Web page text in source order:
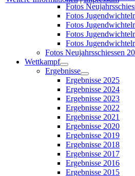
Fotos
Fotos
Fotos
Fotos
Fotos
Fotos Neujahrsschiessen
Wettkampf
Ergebnisse
Ergebnisse 2025
Ergebnisse 2024
Ergebnisse 2023
Ergebnisse 2022
Ergebnisse 2021
Ergebnisse 2020
Ergebnisse 2019
Ergebnisse 2018
Ergebnisse 2017
Ergebnisse 2016
Ergebnisse 2015